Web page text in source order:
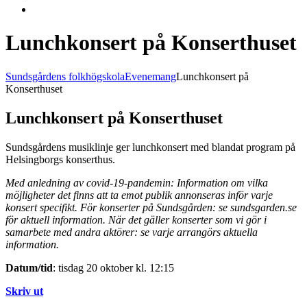
Lunchkonsert på Konserthuset
Sundsgårdens folkhögskolaEvenemangLunchkonsert på
Konserthuset
Lunchkonsert på Konserthuset
Sundsgårdens musiklinje ger lunchkonsert med blandat program på
Helsingborgs konserthus.
Med anledning av covid-19-pandemin: Information om vilka
möjligheter det finns att ta emot publik annonseras inför varje
konsert specifikt. För konserter på Sundsgården: se sundsgarden.se
för aktuell information. När det gäller konserter som vi gör i
samarbete med andra aktörer: se varje arrangörs aktuella
information.
Datum/tid: tisdag 20 oktober kl. 12:15
Skriv ut